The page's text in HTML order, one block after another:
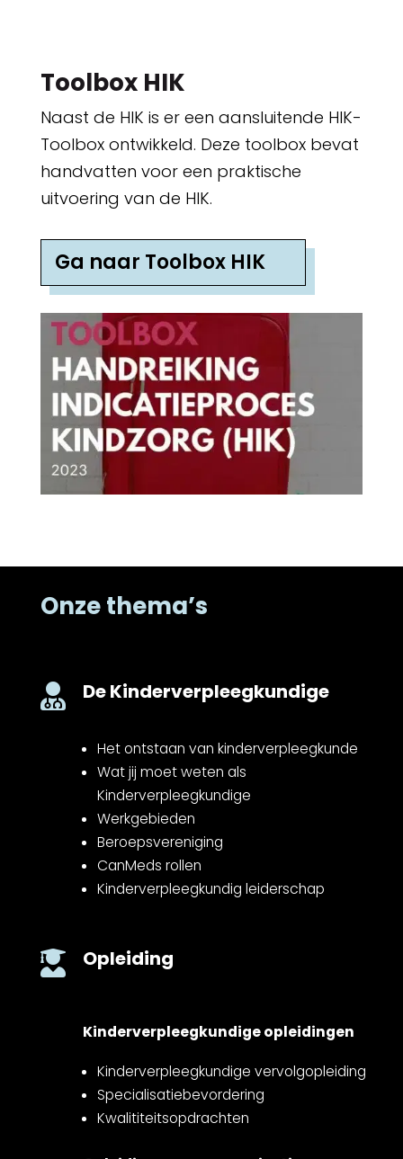
Toolbox HIK
Naast de HIK is er een aansluitende HIK-
Toolbox ontwikkeld. Deze toolbox bevat
handvatten voor een praktische
uitvoering van de HIK.
Ga naar Toolbox HIK
Onze thema’s
 De Kinderverpleegkundige
Het ontstaan van kinderverpleegkunde
Wat jij moet weten als
Kinderverpleegkundige
Werkgebieden
Beroepsvereniging
CanMeds rollen
Kinderverpleegkundig leiderschap
 Opleiding
Kinderverpleegkundige opleidingen
Kinderverpleegkundige vervolgopleiding
Specialisatiebevordering
Kwalititeitsopdrachten